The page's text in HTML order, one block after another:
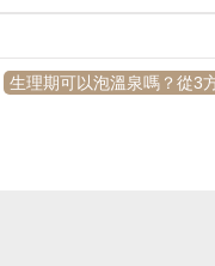
生理期可以泡溫泉嗎？從3